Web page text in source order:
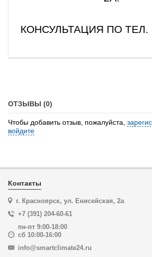
КОНСУЛЬТАЦИЯ ПО ТЕЛ.
ОТЗЫВЫ (0)
Чтобы добавить отзыв, пожалуйста,
войдите
Контакты
г. Красноярск, ул. Енисейская, 2а
+7 (391) 204-60-61
пн-пт 9:00-18:00
сб 10:00-16:00
info@smartclimate24.ru